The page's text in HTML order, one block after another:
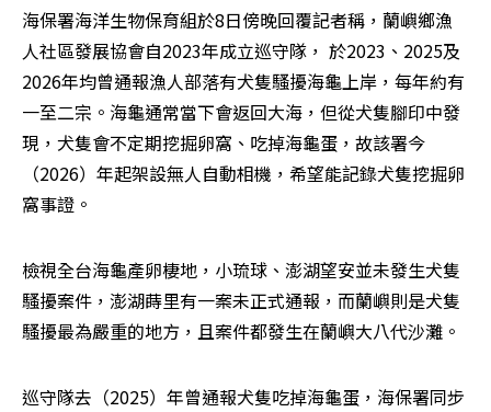
海保署海洋生物保育組於8日傍晚回覆記者稱，蘭嶼鄉漁
人社區發展協會自2023年成立巡守隊， 於2023、2025及
2026年均曾通報漁人部落有犬隻騷擾海龜上岸，每年約有
一至二宗。海龜通常當下會返回大海，但從犬隻腳印中發
現，犬隻會不定期挖掘卵窩、吃掉海龜蛋，故該署今
（2026）年起架設無人自動相機，希望能記錄犬隻挖掘卵
窩事證。
檢視全台海龜產卵棲地，小琉球、澎湖望安並未發生犬隻
騷擾案件，澎湖蒔里有一案未正式通報，而蘭嶼則是犬隻
騷擾最為嚴重的地方，且案件都發生在蘭嶼大八代沙灘。
巡守隊去（2025）年曾通報犬隻吃掉海龜蛋，海保署同步